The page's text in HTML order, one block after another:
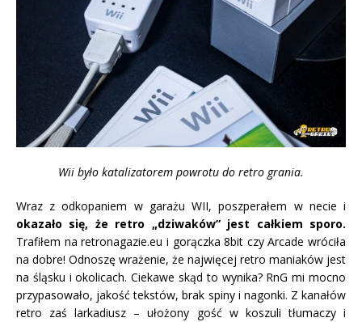
Wii było katalizatorem powrotu do retro grania.
Wraz z odkopaniem w garażu WII, poszperałem w necie i
okazało się, że retro „dziwaków” jest całkiem sporo.
Trafiłem na retronagazie.eu i gorączka 8bit czy Arcade wróciła
na dobre! Odnoszę wrażenie, że najwięcej retro maniaków jest
na śląsku i okolicach. Ciekawe skąd to wynika? RnG mi mocno
przypasowało, jakość tekstów, brak spiny i nagonki. Z kanałów
retro zaś larkadiusz – ułożony gość w koszuli tłumaczy i